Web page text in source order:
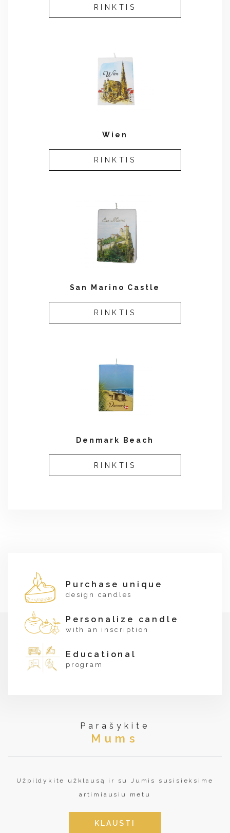
RINKTIS
Wien
RINKTIS
San Marino Castle
RINKTIS
Denmark Beach
RINKTIS
Purchase unique
design candles
Personalize candle
with an inscription
Educational
program
Parašykite
Mums
Užpildykite užklausą ir su Jumis susisieksime
artimiausiu metu
KLAUSTI